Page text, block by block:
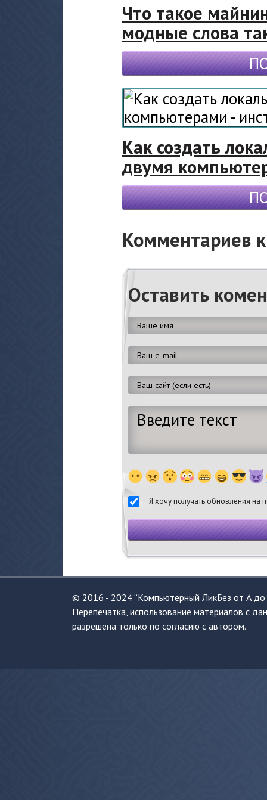
Что такое
модные слова
Как создать
двумя
Комментариев
Оставить
Я хочу получать обновления на
© 2016 - 2024 “Компьютерный ЛикБез от А до
Перепечатка, использование материалов с
разрешена только по согласию с автором.